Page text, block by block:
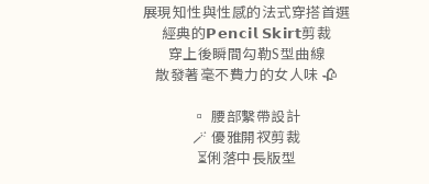
展現知性與性感的法式穿搭首選
經典的𝗣𝗲𝗻𝗰𝗶𝗹 𝗦𝗸𝗶𝗿𝘁剪裁
穿上後瞬間勾勒S型曲線
散發著毫不費力的女人味 🥀
▫️ 腰部繫帶設計
🪄 優雅開衩剪裁
⏳俐落中長版型